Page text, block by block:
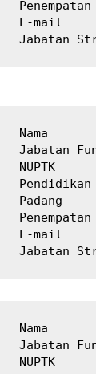
E-mail
Nama
Jabatan
NUPTK
Pendidikan
Padang
E-mail
Nama
Jabatan
NUPTK